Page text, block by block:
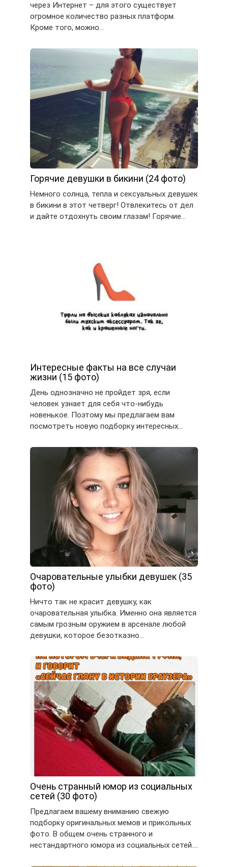
через Интернет – для этого существует
огромное количество разных платформ.
Кроме того, можно…
Горячие девушки в бикини (24 фото)
Немного солнца, тепла и сексуальных девушек
в бикини в этот четверг! Отвлекитесь от дел
и дайте отдохнуть своим глазам! Горячие…
Интересные факты на все случаи
жизни (15 фото)
День однозначно не пройдет зря, если
человек узнает для себя что-нибудь
новенькое. Поэтому мы предлагаем вам
посмотреть новую подборку интересных…
Очаровательные улыбки девушек (35
фото)
Ничто так не красит девушку, как
очаровательная улыбка. Именно она является
самым грозным оружием в арсенале любой
девушки, которое безотказно…
Очень странный юмор из социальных
сетей (30 фото)
Предлагаем вашему вниманию свежую
подборку оригинальных мемов и прикольных
фото. В общем очень странного и
нестандартного юмора из социальных сетей….